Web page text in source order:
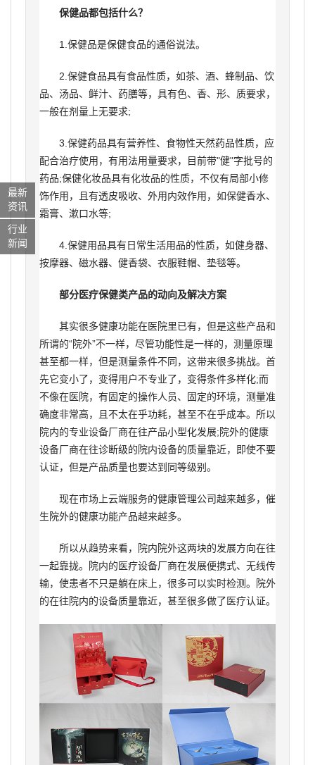
保健品都包括什么？
1.保健品是保健食品的通俗说法。
2.保健食品具有食品性质，如茶、酒、蜂制品、饮
品、汤品、鲜汁、药膳等，具有色、香、形、质要求，
一般在剂量上无要求;
3.保健药品具有营养性、食物性天然药品性质，应
配合治疗使用，有用法用量要求，目前带"健"字批号的
药品;保健化妆品具有化妆品的性质，不仅有局部小修
饰作用，且有透皮吸收、外用内效作用，如保健香水、
霜膏、漱口水等;
4.保健用品具有日常生活用品的性质，如健身器、
按摩器、磁水器、健香袋、衣服鞋帽、垫毯等。
部分医疗保健类产品的动向及解决方案
其实很多健康功能在医院里已有，但是这些产品和
所谓的“院外”不一样，尽管功能性是一样的，测量原理
甚至都一样，但是测量条件不同，这带来很多挑战。首
先它变小了，变得用户不专业了，变得条件多样化;而
不像在医院，有固定的操作人员、固定的环境，测量准
确度非常高，且不太在乎功耗，甚至不在乎成本。所以
院内的专业设备厂商在往产品小型化发展;院外的健康
设备厂商在往诊断级的院内设备的质量靠近，即使不要
认证，但是产品质量也要达到同等级别。
现在市场上云端服务的健康管理公司越来越多，催
生院外的健康功能产品越来越多。
所以从趋势来看，院内院外这两块的发展方向在往
一起靠拢。院内的医疗设备厂商在发展便携式、无线传
输，使患者不只是躺在床上，很多可以实时检测。院外
的在往院内的设备质量靠近，甚至很多做了医疗认证。
最新
资讯
行业
新闻